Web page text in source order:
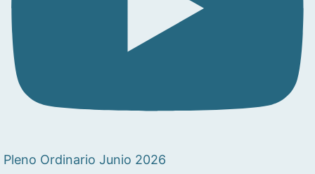
Pleno Ordinario Junio 2026